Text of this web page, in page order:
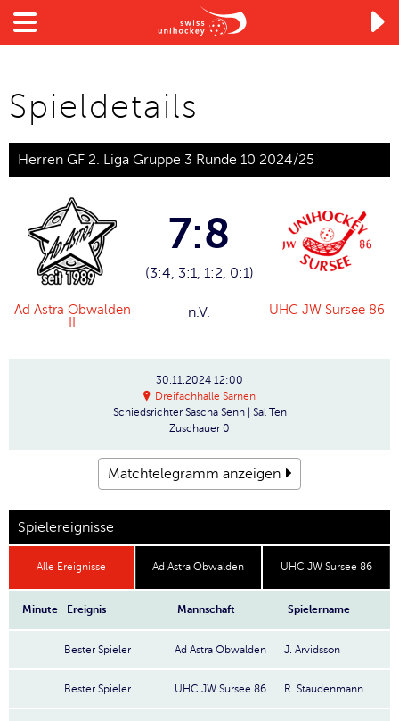

Spieldetails
Herren GF 2. Liga Gruppe 3 Runde 10 2024/25
Ad Astra Obwalden
7:8
(3:4, 3:1, 1:2, 0:1)
n.V. UHC JW Sursee 86
30.11.2024 12:00
Dreifachhalle Sarnen
Schiedsrichter Sascha Senn | Sal Ten
Zuschauer 0
Matchtelegramm anzeigen
Spielereignisse
Alle Ereignisse Ad Astra Obwalden UHC JW Sursee 86
Minute Ereignis Mannschaft Spielername
Bester Spieler Ad Astra Obwalden J. Arvidsson
Bester Spieler UHC JW Sursee 86 R. Staudenmann